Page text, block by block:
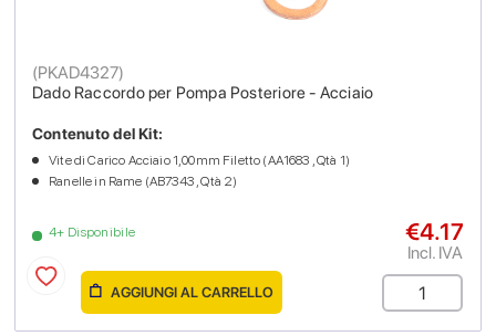
Dado Raccordo per Pompa Posteriore - Acciaio
(PKAD4327)
4+ Disponibile
Contenuto del Kit:
Vite di Carico Acciaio 1,00mm Filetto (AA1683 , Qtà 1)
Ranelle in Rame (AB7343 , Qtà 2)
€4.17
Incl. IVA
AGGIUNGI AL CARRELLO